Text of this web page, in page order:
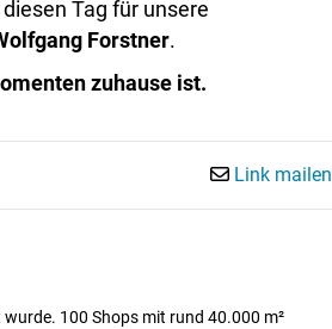
Tag für unsere
Forstner.
zuhause ist.
Link mailen
100 Shops mit rund 40.000 m²